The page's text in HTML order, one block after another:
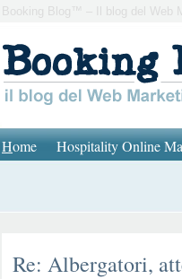
Booking Blog™ – Il blog del Web
Home Hospitality Online
Re: Albergatori,